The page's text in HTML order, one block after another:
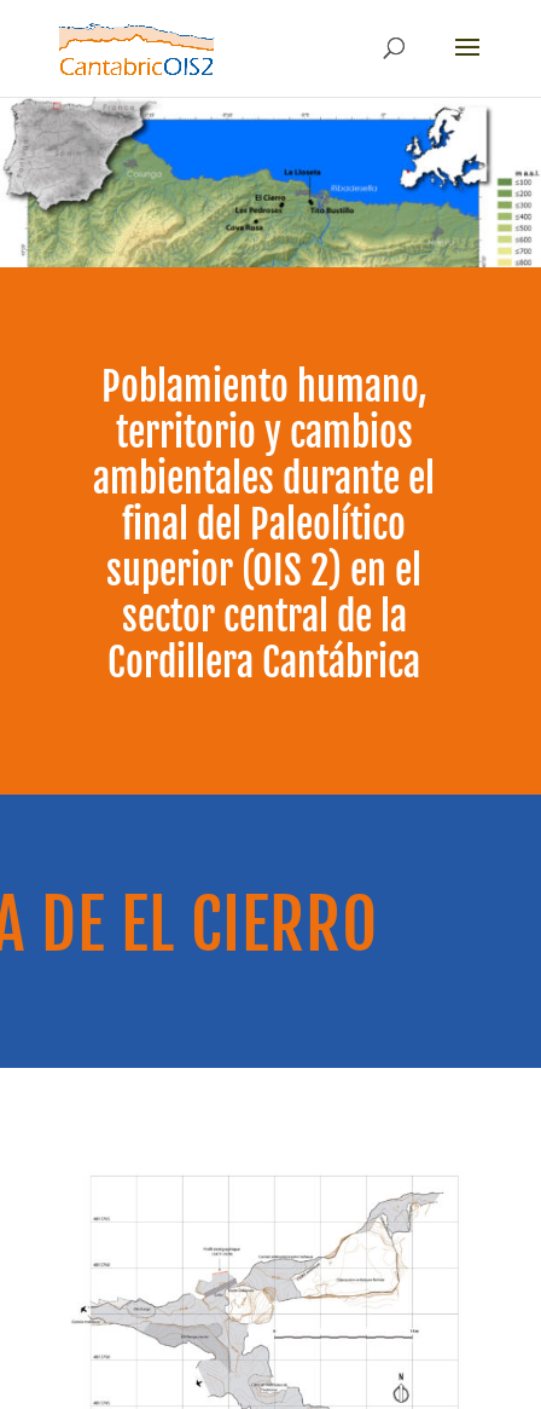
Poblamiento humano,
territorio y cambios
ambientales durante el
final del Paleolítico
superior (OIS 2) en el
sector central de la
Cordillera Cantábrica
DE EL CIERRO